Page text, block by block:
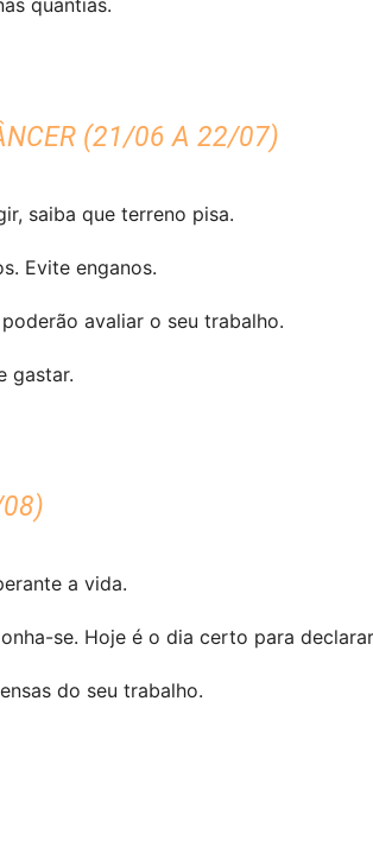
quantias.
(21/06 A 22/07)
saiba que terreno pisa.
Evite enganos.
avaliar o seu trabalho.
gastar.
a vida.
se. Hoje é o dia certo para
do seu trabalho.